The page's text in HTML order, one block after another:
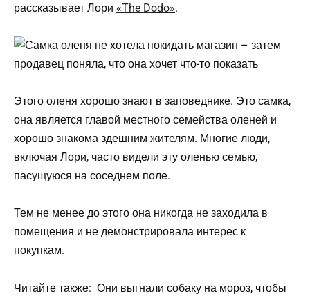
рассказывает Лори «The Dodo».
Этого оленя хорошо знают в заповеднике. Это самка,
она является главой местного семейства оленей и
хорошо знакома здешним жителям. Многие люди,
включая Лори, часто видели эту оленью семью,
пасущуюся на соседнем поле.
Тем не менее до этого она никогда не заходила в
помещения и не демонстрировала интерес к
покупкам.
Читайте также: Они выгнали собаку на мороз, чтобы